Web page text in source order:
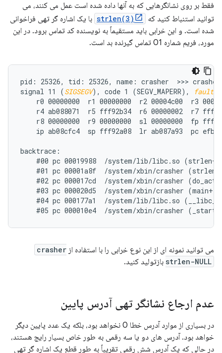
فقط بر روی نشانگرهایی که به آنها داده شده است عمل می کنند، می
توانید استنباط کنید که
strlen(3) با یک اشاره گر تهی فراخوانی
شده است. و این خرابی باید مستقیماً به نویسنده کد تماس برود. در این
مورد، فریم شماره 01 تماس گیرنده بد است.
pid: 25326, tid: 25326, name: crasher  >>> crasher
signal 11 (SIGSEGV), code 1 (SEGV_MAPERR),
fault
r0 00000000  r1 00000000  r2 00004c00  r3
r4 ab088071  r5 fff92b34  r6 00000002  r7
r8 00000000  r9 00000000  sl 00000000  fp
ip ab08cfc4  sp fff92a08  lr ab087a93  pc
backtrace:
#00 pc 00019988  /system/lib/libc.so
#01 pc 00001a8f  /system/xbin/crasher
#02 pc 000017cd  /system/xbin/crasher
#03 pc 000020d5  /system/xbin/crasher
#04 pc 000177a1  /system/lib/libc.so
می توانید نمونه ای از این نوع خرابی را با استفاده از crasher
strlen-NULL بازتولید کنید.
عدم ارجاع نشانگر تهی آدرس پایین
در بسیاری از موارد آدرس خطا 0 نخواهد بود، بلکه یک عدد پایین دیگر
خواهد بود. آدرس های دو یا سه رقمی به طور خاص بسیار رایج هستند،
در حالی که یک آدرس شش رقمی تقریباً به طور قطع یک اشاره گر تهی